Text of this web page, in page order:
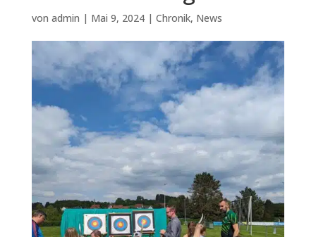
von admin | Mai 9, 2024| Chronik, News